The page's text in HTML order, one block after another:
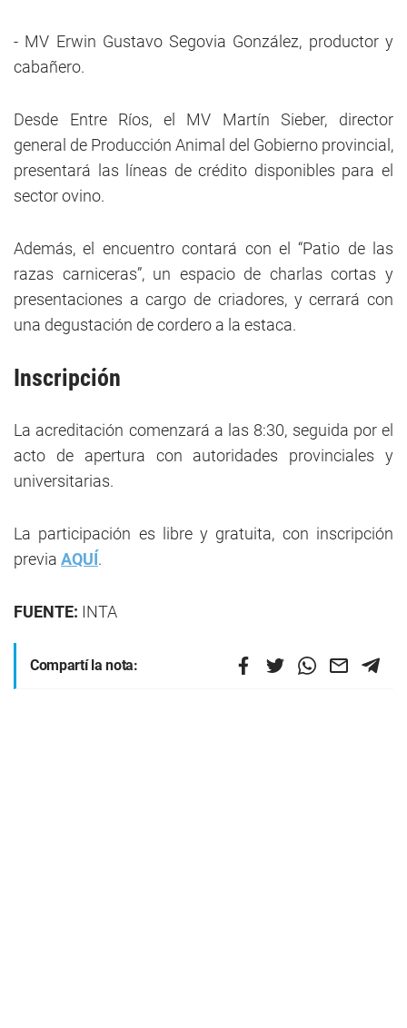
- MV Erwin Gustavo Segovia González, productor y
cabañero.
Desde Entre Ríos, el MV Martín Sieber, director
general de Producción Animal del Gobierno provincial,
presentará las líneas de crédito disponibles para el
sector ovino.
Además, el encuentro contará con el “Patio de las
razas carniceras”, un espacio de charlas cortas y
presentaciones a cargo de criadores, y cerrará con
una degustación de cordero a la estaca.
Inscripción
La acreditación comenzará a las 8:30, seguida por el
acto de apertura con autoridades provinciales y
universitarias.
La participación es libre y gratuita, con inscripción
previa AQUÍ.
FUENTE: INTA
Compartí la nota: